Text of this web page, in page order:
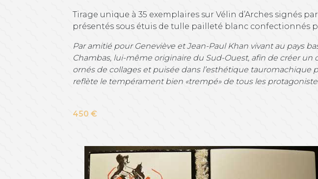
Tirage unique à 35 exemplaires sur Vélin d’Arches signés
présentés sous étuis de tulle pailleté blanc confectionnés
Par amitié pour Geneviève et Jean-Paul Khan vivant au pays
Chambas, lui-même originaire du Sud-Ouest, afin de créer un
ornés de collages et puisée dans l’esthétique
reflète le tempérament bien «trempé» de tous les
450 €